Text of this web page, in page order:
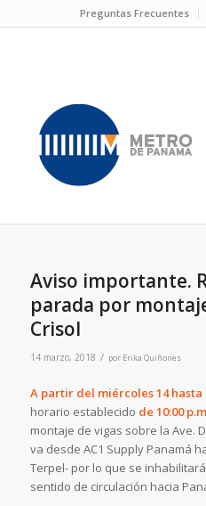
Preguntas Frecuentes
Aviso importante.
parada por
Crisol
14 marzo, 2018 / por Erika Quiñones
A partir del miércoles 14
horario establecido de 10:00
montaje de vigas sobre la Ave.
va desde AC1 Supply Panamá
Terpel- por lo que se
sentido de circulación hacia